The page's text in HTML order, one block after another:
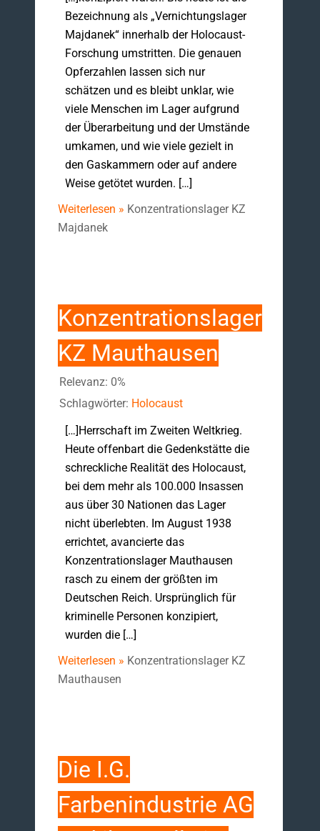
Bezeichnung als „Vernichtungslager
Majdanek“ innerhalb der Holocaust-
Forschung umstritten. Die genauen
Opferzahlen lassen sich nur
schätzen und es bleibt unklar, wie
viele Menschen im Lager aufgrund
der Überarbeitung und der Umstände
umkamen, und wie viele gezielt in
den Gaskammern oder auf andere
Weise getötet wurden. […]
Weiterlesen » Konzentrationslager KZ
Majdanek
Konzentrationslager
KZ Mauthausen
Relevanz: 0%
Schlagwörter: Holocaust
[…]Herrschaft im Zweiten Weltkrieg.
Heute offenbart die Gedenkstätte die
schreckliche Realität des Holocaust,
bei dem mehr als 100.000 Insassen
aus über 30 Nationen das Lager
nicht überlebten. Im August 1938
errichtet, avancierte das
Konzentrationslager Mauthausen
rasch zu einem der größten im
Deutschen Reich. Ursprünglich für
kriminelle Personen konzipiert,
wurden die […]
Weiterlesen » Konzentrationslager KZ
Mauthausen
Die I.G.
Farbenindustrie AG